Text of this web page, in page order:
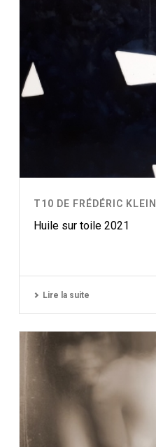
T10 DE FRÉDÉRIC KLEIN
Huile sur toile 2021
Lire la suite